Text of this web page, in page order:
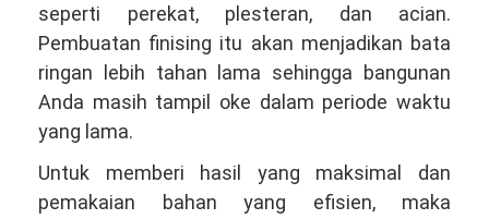
seperti perekat, plesteran, dan acian.
Pembuatan finising itu akan menjadikan bata
ringan lebih tahan lama sehingga bangunan
Anda masih tampil oke dalam periode waktu
yang lama.
Untuk memberi hasil yang maksimal dan
pemakaian bahan yang efisien, maka